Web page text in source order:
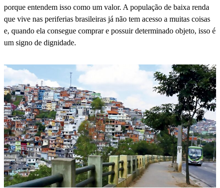
porque entendem isso como um valor. A população de baixa renda
que vive nas periferias brasileiras já não tem acesso a muitas coisas
e, quando ela consegue comprar e possuir determinado objeto, isso é
um signo de dignidade.